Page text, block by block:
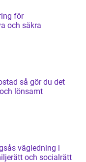
för
och säkra
du det
lönsamt
i
och socialrätt